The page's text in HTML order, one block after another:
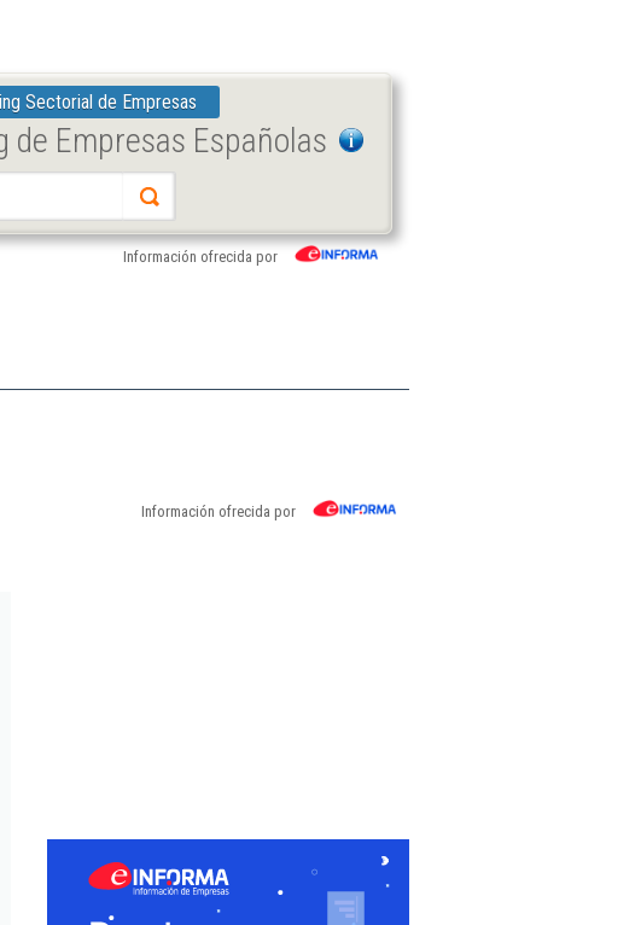
Sectorial de Empresas
de Empresas Españolas
Información ofrecida por
Información ofrecida por